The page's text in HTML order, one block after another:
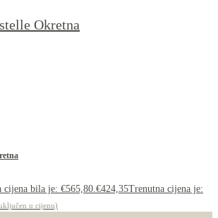
cijena bila je: €565,80.€424,35Trenutna cijena je:
u cijenu)